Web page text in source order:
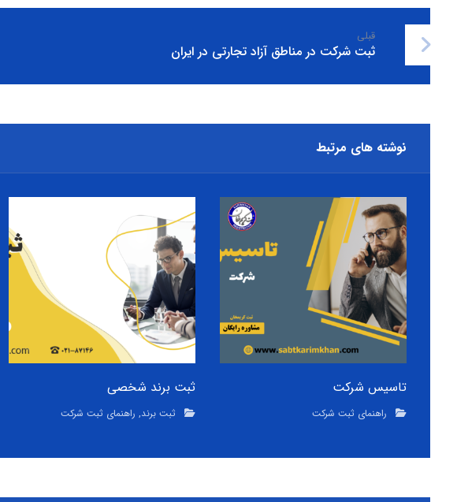
قبلی
ثبت شرکت در مناطق آزاد تجارتی در ایران
نوشته های مرتبط
تاسیس شرکت
راهنمای ثبت شرکت
ثبت برند شخصی
ثبت برند, راهنمای ثبت شرکت